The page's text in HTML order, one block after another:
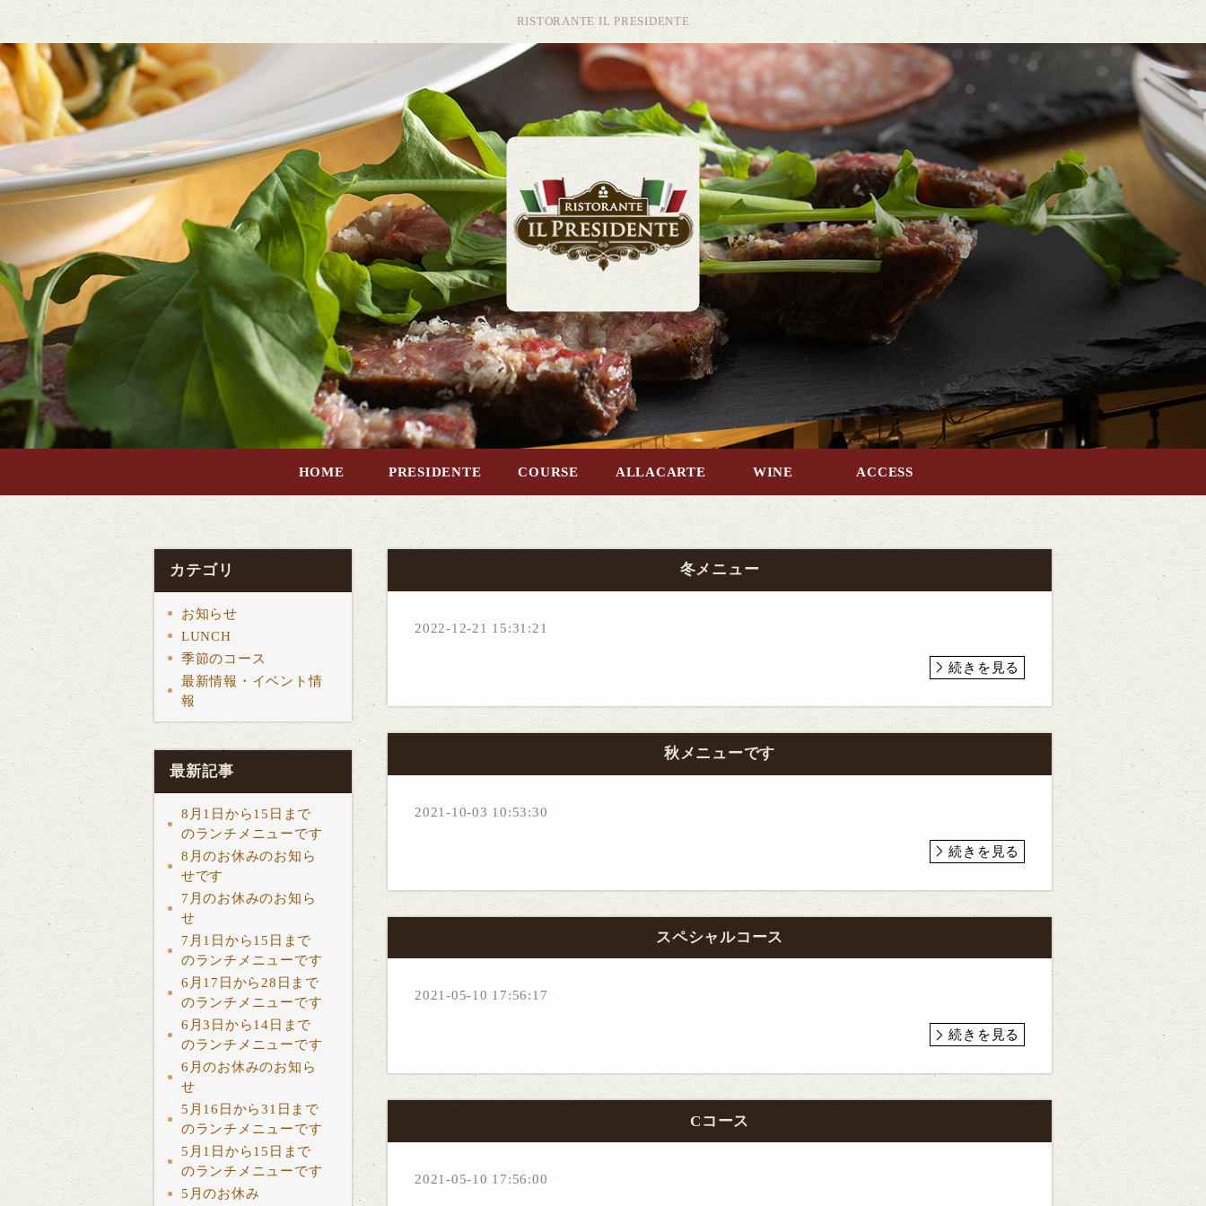
RISTORANTE IL PRESIDENTE
HOME PRESIDENTE COURSE ALLACARTE WINE ACCESS
カテゴリ
お知らせ
LUNCH
季節のコース
最新情報・イベント情
報
最新記事
8月1日から15日まで
のランチメニューです
8月のお休みのお知ら
せです
7月のお休みのお知ら
せ
7月1日から15日まで
のランチメニューです
6月17日から28日まで
のランチメニューです
6月3日から14日まで
のランチメニューです
6月のお休みのお知ら
せ
5月16日から31日まで
のランチメニューです
5月1日から15日まで
のランチメニューです
5月のお休み
冬メニュー
2022-12-21 15:31:21
続きを見る
秋メニューです
2021-10-03 10:53:30
続きを見る
スペシャルコース
2021-05-10 17:56:17
続きを見る
Cコース
2021-05-10 17:56:00